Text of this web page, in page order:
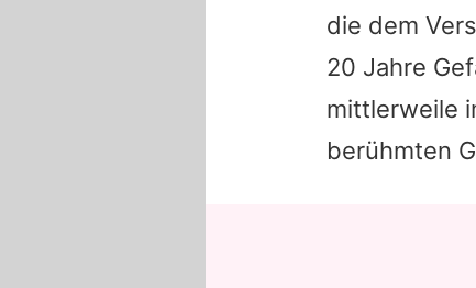
die dem
20 Jahre
mittlerweile
berühmten